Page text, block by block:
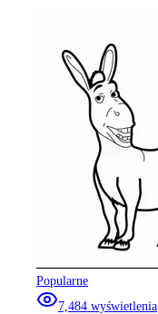
Popularne
7,484 wyświetlenia